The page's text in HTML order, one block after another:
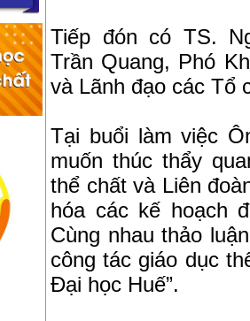
Tiếp đón có TS.
Trần Quang, Phó
và Lãnh đạo các Tổ
Tại buổi làm việc
muốn thúc thẩy
thể chất và Liên
hóa các kế hoạch
Cùng nhau thảo
công tác giáo dục
Đại học Huế”.